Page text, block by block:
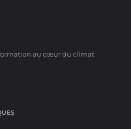
au cœur du climat